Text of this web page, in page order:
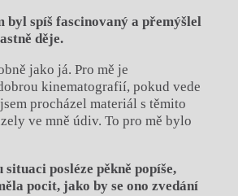
byl spíš fascinovaný a přemýšlel
děje.
jako já. Pro mě je
kinematografií, pokud vede
procházel materiál s těmito
ve mně údiv. To pro mě bylo
posléze pěkně popíše,
pocit, jako by se ono zvedání